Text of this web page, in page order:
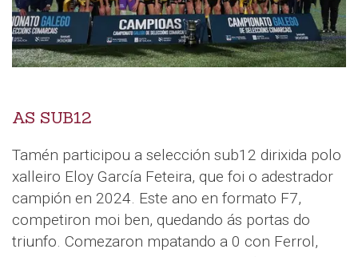
AS SUB12
Tamén participou a selección sub12 dirixida polo
xalleiro Eloy García Feteira, que foi o adestrador
campión en 2024. Este ano en formato F7,
competiron moi ben, quedando ás portas do
triunfo. Comezaron mpatando a 0 con Ferrol,